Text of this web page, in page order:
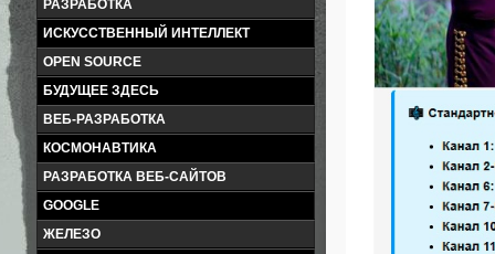
РАЗРАБОТКА
ИСКУССТВЕННЫЙ ИНТЕЛЛЕКТ
OPEN SOURCE
БУДУЩЕЕ ЗДЕСЬ
ВЕБ-РАЗРАБОТКА
КОСМОНАВТИКА
РАЗРАБОТКА ВЕБ-САЙТОВ
GOOGLE
ЖЕЛЕЗО